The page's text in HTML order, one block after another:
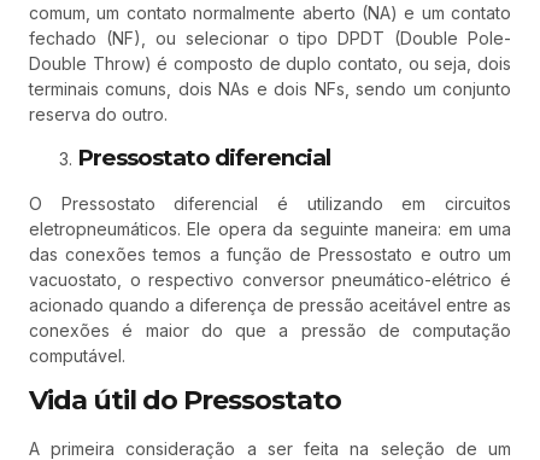
comum, um contato normalmente aberto (NA) e um contato
fechado (NF), ou selecionar o tipo DPDT (Double Pole-
Double Throw) é composto de duplo contato, ou seja, dois
terminais comuns, dois NAs e dois NFs, sendo um conjunto
reserva do outro.
Pressostato diferencial
O Pressostato diferencial é utilizando em circuitos
eletropneumáticos. Ele opera da seguinte maneira: em uma
das conexões temos a função de Pressostato e outro um
vacuostato, o respectivo conversor pneumático-elétrico é
acionado quando a diferença de pressão aceitável entre as
conexões é maior do que a pressão de computação
computável.
Vida útil do Pressostato
A primeira consideração a ser feita na seleção de um